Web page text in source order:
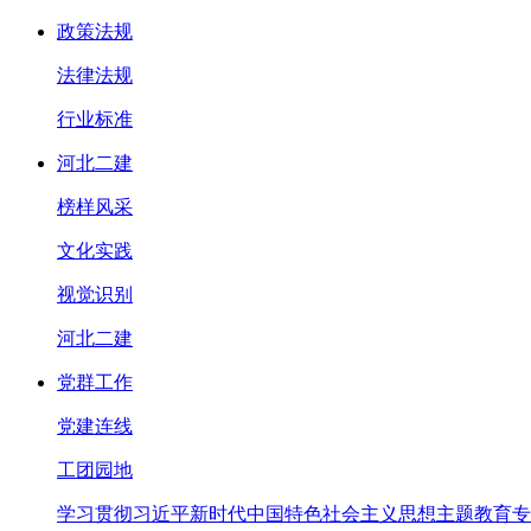
政策法规
法律法规
行业标准
河北二建
榜样风采
文化实践
视觉识别
河北二建
党群工作
党建连线
工团园地
学习贯彻习近平新时代中国特色社会主义思想主题教育